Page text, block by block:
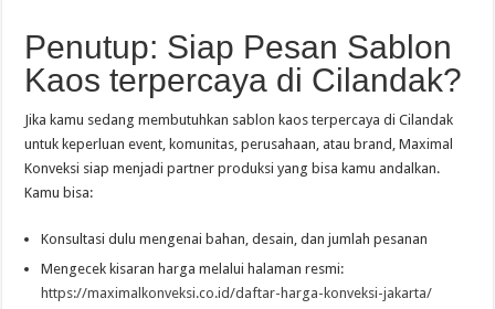
Penutup: Siap Pesan Sablon
Kaos terpercaya di Cilandak?
Jika kamu sedang membutuhkan sablon kaos terpercaya di Cilandak
untuk keperluan event, komunitas, perusahaan, atau brand, Maximal
Konveksi siap menjadi partner produksi yang bisa kamu andalkan.
Kamu bisa:
Konsultasi dulu mengenai bahan, desain, dan jumlah pesanan
Mengecek kisaran harga melalui halaman resmi:
https://maximalkonveksi.co.id/daftar-harga-konveksi-jakarta/